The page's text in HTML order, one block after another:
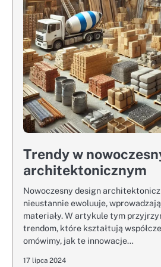
Trendy w
architektonicznym
Nowoczesny design
nieustannie ewoluuje,
materiały. W artykule tym
trendom, które kształtują
omówimy, jak te innowacje…
17 lipca 2024